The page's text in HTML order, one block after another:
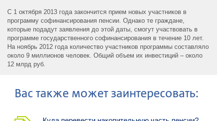
С 1 октября 2013 года закончится прием новых участников в
программу софинансирования пенсии. Однако те граждане,
которые подадут заявления до этой даты, смогут участвовать в
программе государственного софинансирования в течение 10 лет.
На ноябрь 2012 года количество участников программы составляло
около 9 миллионов человек. Общий объем их инвестиций – около
12 млрд руб.
Ваc также может заинтересовать: